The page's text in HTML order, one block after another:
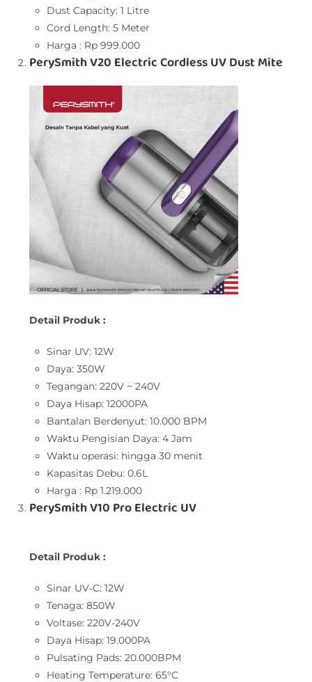
Dust Capacity: 1 Litre
Cord Length: 5 Meter
Harga : Rp 999.000
PerySmith V20 Electric Cordless UV Dust Mite
Detail Produk :
Sinar UV: 12W
Daya: 350W
Tegangan: 220V ~ 240V
Daya Hisap: 12000PA
Bantalan Berdenyut: 10.000 BPM
Waktu Pengisian Daya: 4 Jam
Waktu operasi: hingga 30 menit
Kapasitas Debu: 0.6L
Harga : Rp 1.219.000
PerySmith V10 Pro Electric UV
Detail Produk :
Sinar UV-C: 12W
Tenaga: 850W
Voltase: 220V-240V
Daya Hisap: 19.000PA
Pulsating Pads: 20.000BPM
Heating Temperature: 65°C